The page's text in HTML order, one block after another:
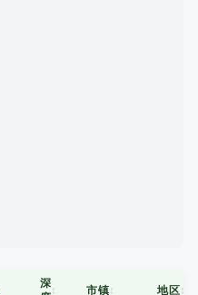
深↕ 市镇↕ 地区↕